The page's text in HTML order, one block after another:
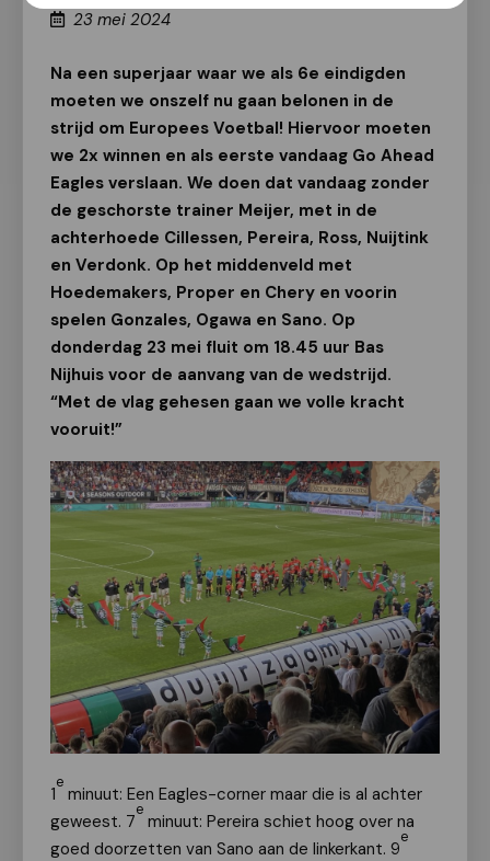
23 mei 2024
Na een superjaar waar we als 6e eindigden
moeten we onszelf nu gaan belonen in de
strijd om Europees Voetbal! Hiervoor moeten
we 2x winnen en als eerste vandaag Go Ahead
Eagles verslaan. We doen dat vandaag zonder
de geschorste trainer Meijer, met in de
achterhoede Cillessen, Pereira, Ross, Nuijtink
en Verdonk. Op het middenveld met
Hoedemakers, Proper en Chery en voorin
spelen Gonzales, Ogawa en Sano. Op
donderdag 23 mei fluit om 18.45 uur Bas
Nijhuis voor de aanvang van de wedstrijd.
“Met de vlag gehesen gaan we volle kracht
vooruit!”
1
e
minuut: Een Eagles-corner maar die is al achter
geweest. 7
e
minuut: Pereira schiet hoog over na
goed doorzetten van Sano aan de linkerkant. 9
e